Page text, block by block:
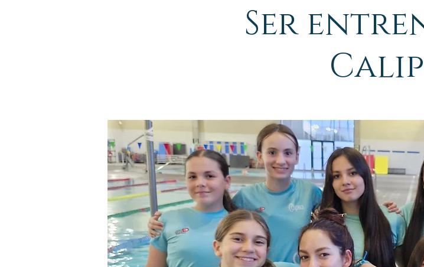
Ser